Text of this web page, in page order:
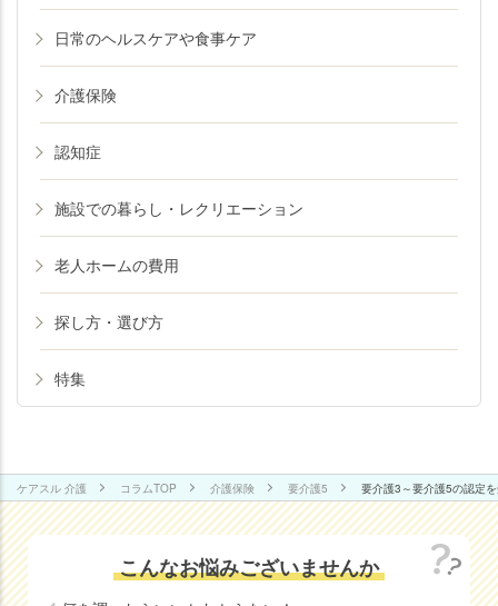
日常のヘルスケアや食事ケア
介護保険
認知症
施設での暮らし・レクリエーション
老人ホームの費用
探し方・選び方
特集
ケアスル 介護 コラムTOP 介護保険 要介護5 要介護3～要介護5の認定
こんなお悩みございませんか